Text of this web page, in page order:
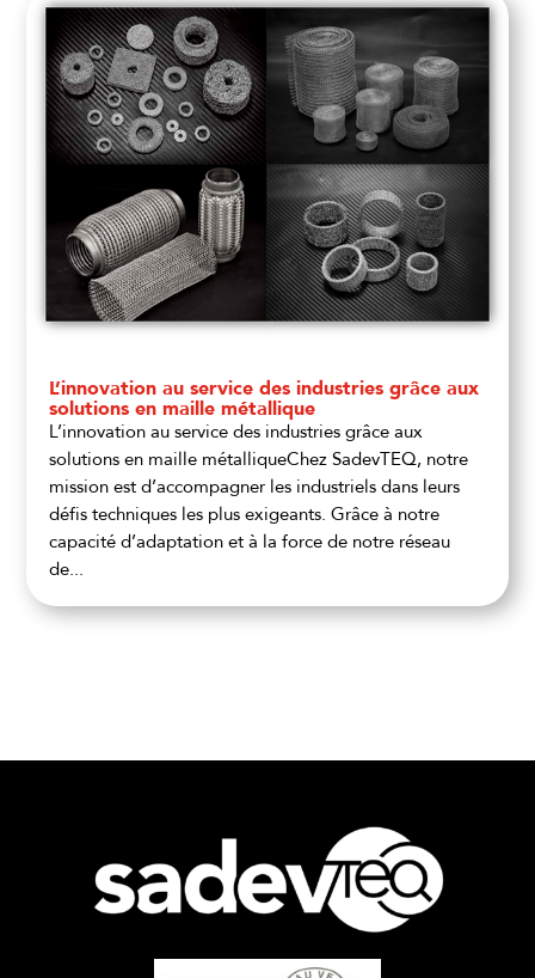
L’innovation au service des industries grâce aux
solutions en maille métallique
L’innovation au service des industries grâce aux
solutions en maille métalliqueChez SadevTEQ, notre
mission est d’accompagner les industriels dans leurs
défis techniques les plus exigeants. Grâce à notre
capacité d’adaptation et à la force de notre réseau
de...